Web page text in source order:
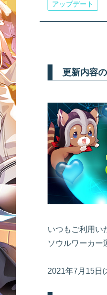
アップデート
更新内容
いつもご利用い
ソウルワーカー
2021年7月15日(